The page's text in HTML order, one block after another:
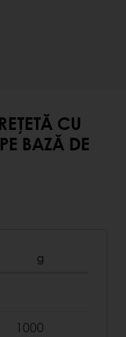
CU
BAZĂ DE
g
1000